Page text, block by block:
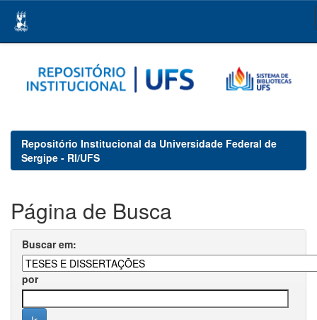
navigation
Repositório Institucional da Universidade Federal de
Sergipe - RI/UFS
Página de Busca
Buscar em:
por